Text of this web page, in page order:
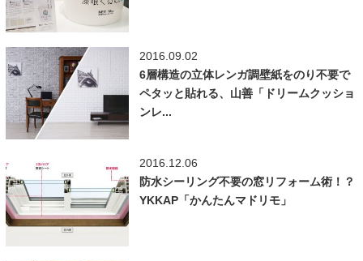
2016.09.02
6層構造の立体レンガ調壁紙をのり不要で
ペタッと貼れる、山善「ドリームクッショ
ンレ...
2016.12.06
防水シーリング不要の窓リフォーム術！？
YKKAP「かんたんマドリモ」